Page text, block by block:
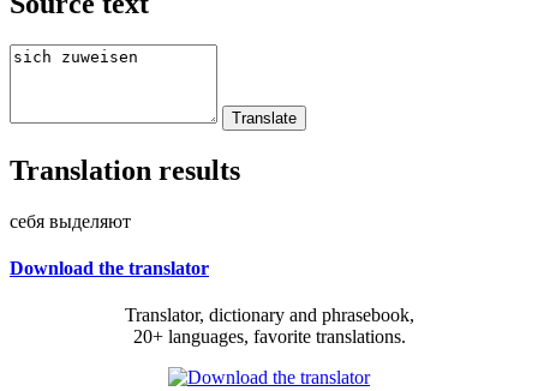
Translation results
себя выделяют
Download the translator
Translator, dictionary and phrasebook,
20+ languages, favorite translations.